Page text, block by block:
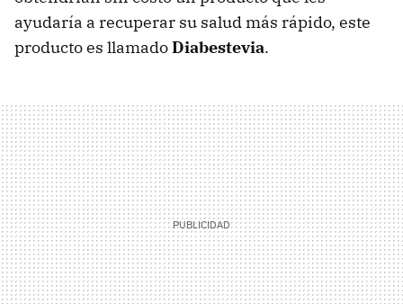
ayudaría a recuperar su salud más rápido, este
producto es llamadoDiabestevia.